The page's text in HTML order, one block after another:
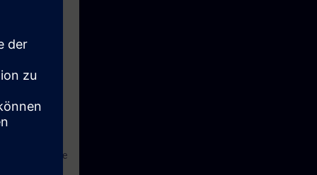
based
desde la
final de